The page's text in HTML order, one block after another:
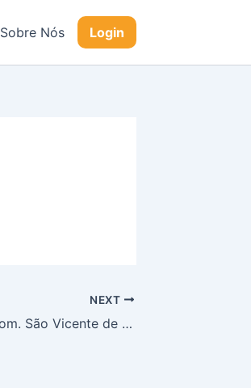
Sobre Nós Login
NEXT
Pa. Menino Jesus de Praga e Com. São Vicente de Paulo